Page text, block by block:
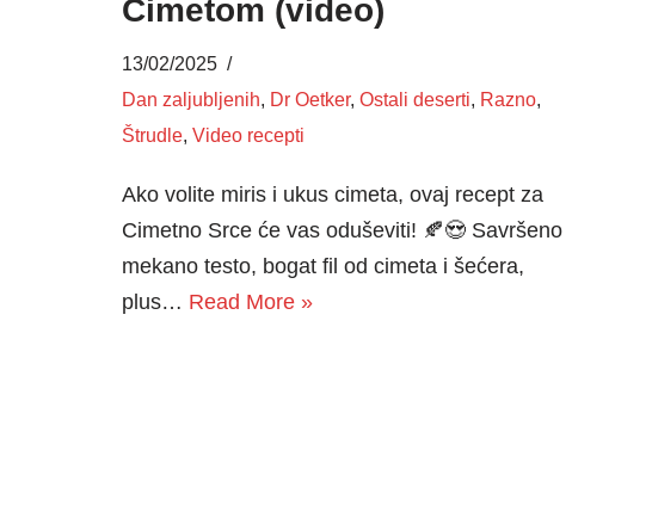
Cimetom (video)
13/02/2025
Dan zaljubljenih, Dr Oetker, Ostali deserti, Razno,
Štrudle, Video recepti
Ako volite miris i ukus cimeta, ovaj recept za
Cimetno Srce će vas oduševiti! 🍂😍 Savršeno
mekano testo, bogat fil od cimeta i šećera,
plus… Read More »